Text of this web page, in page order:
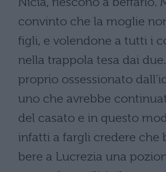
convinto che la moglie
figli, e volendone a tutti i
nella trappola tesa dai
proprio ossessionato
uno che avrebbe
del casato e in questo
infatti a fargli credere che
bere a Lucrezia una